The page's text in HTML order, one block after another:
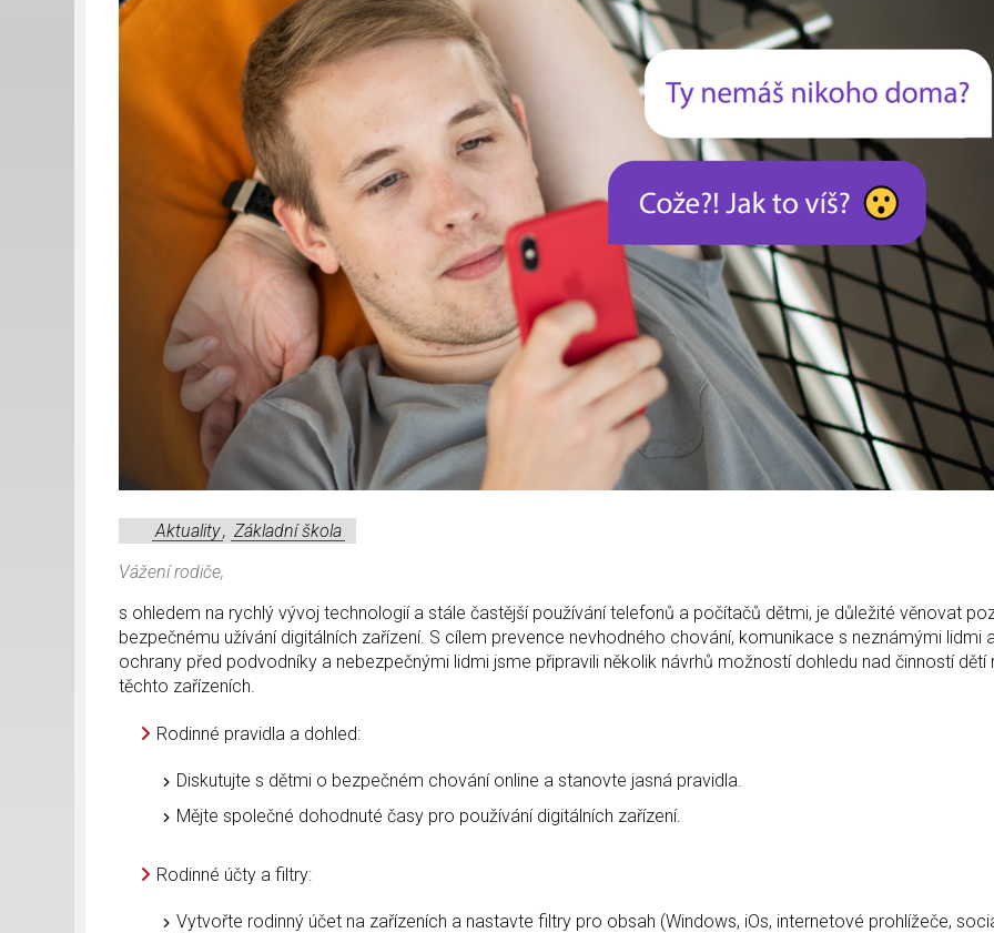
Aktuality, Základní škola
Vážení rodiče,
s ohledem na rychlý vývoj technologií a stále častější používání telefonů a počítačů dětmi, je důležité věnovat
bezpečnému užívání digitálních zařízení. S cílem prevence nevhodného chování, komunikace s neznámými lidmi
ochrany před podvodníky a nebezpečnými lidmi jsme připravili několik návrhů možností dohledu nad činností dětí
těchto zařízeních.
Rodinné pravidla a dohled:
Diskutujte s dětmi o bezpečném chování online a stanovte jasná pravidla.
Mějte společné dohodnuté časy pro používání digitálních zařízení.
Rodinné účty a filtry:
Vytvořte rodinný účet na zařízeních a nastavte filtry pro obsah (Windows, iOs, internetové prohlížeče,